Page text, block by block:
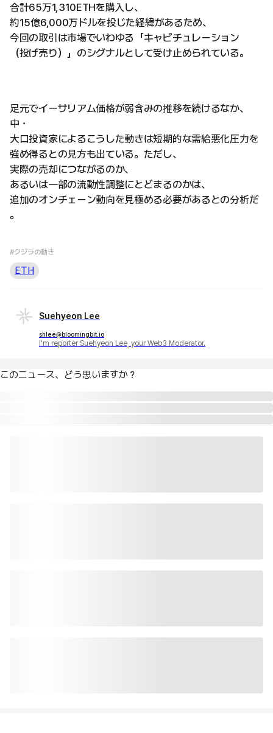
合計65万1,310ETHを購入し、
約15億6,000万ドルを投じた経緯があるため、
今回の取引は市場でいわゆる「キャピチュレーション
（投げ売り）」のシグナルとして受け止められている。
足元でイーサリアム価格が弱含みの推移を続けるなか、
中・
大口投資家によるこうした動きは短期的な需給悪化圧力を
強め得るとの見方も出ている。ただし、
実際の売却につながるのか、
あるいは一部の流動性調整にとどまるのかは、
追加のオンチェーン動向を見極める必要があるとの分析だ
。
#クジラの動き
ETH
Suehyeon Lee
shlee@bloomingbit.io
I'm reporter Suehyeon Lee, your Web3 Moderator.
このニュース、どう思いますか？